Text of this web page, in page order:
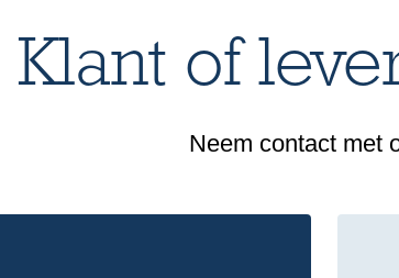
Klant of
Neem contact met